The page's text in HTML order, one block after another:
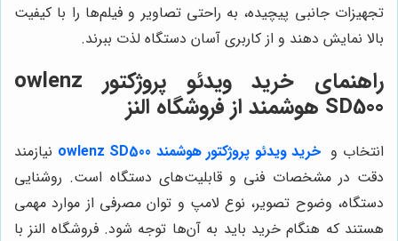
تجهیزات جانبی پیچیده، به راحتی تصاویر و فیلم‌ها را با کیفیت
بالا نمایش دهند و از کاربری آسان دستگاه لذت ببرند.
راهنمای خرید ویدئو پروژکتور owlenz
SD500 هوشمند از فروشگاه النز
انتخاب و خرید ویدئو پروژکتور هوشمند owlenz SD500
نیازمند
دقت در مشخصات فنی و قابلیت‌های دستگاه است. روشنایی
دستگاه، وضوح تصویر، نوع لامپ و توان مصرفی از موارد مهمی
هستند که هنگام خرید باید به آن‌ها توجه شود. فروشگاه النز با